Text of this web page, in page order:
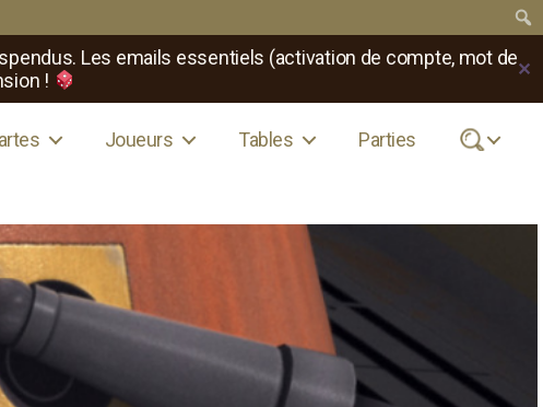
Les emails essentiels (activation de compte, mot de
!
✕
Joueurs Tables Parties .